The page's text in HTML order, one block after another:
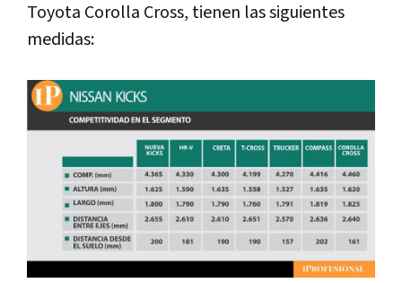
Toyota Corolla Cross, tienen las siguientes
medidas: